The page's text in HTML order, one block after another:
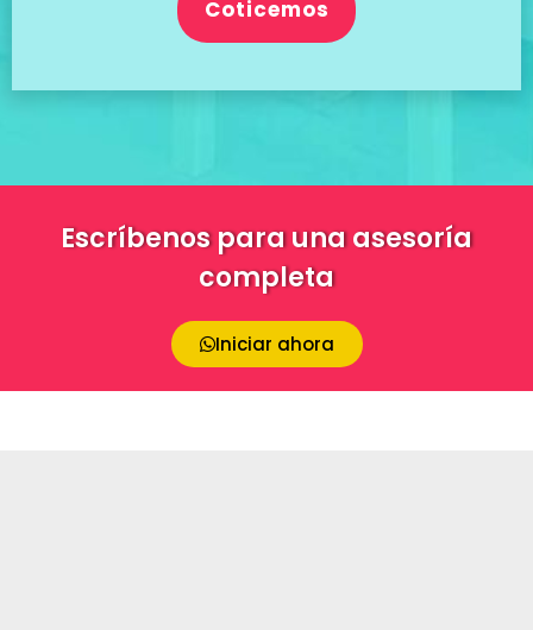
Coticemos
Escríbenos para una asesoría
completa
Iniciar ahora